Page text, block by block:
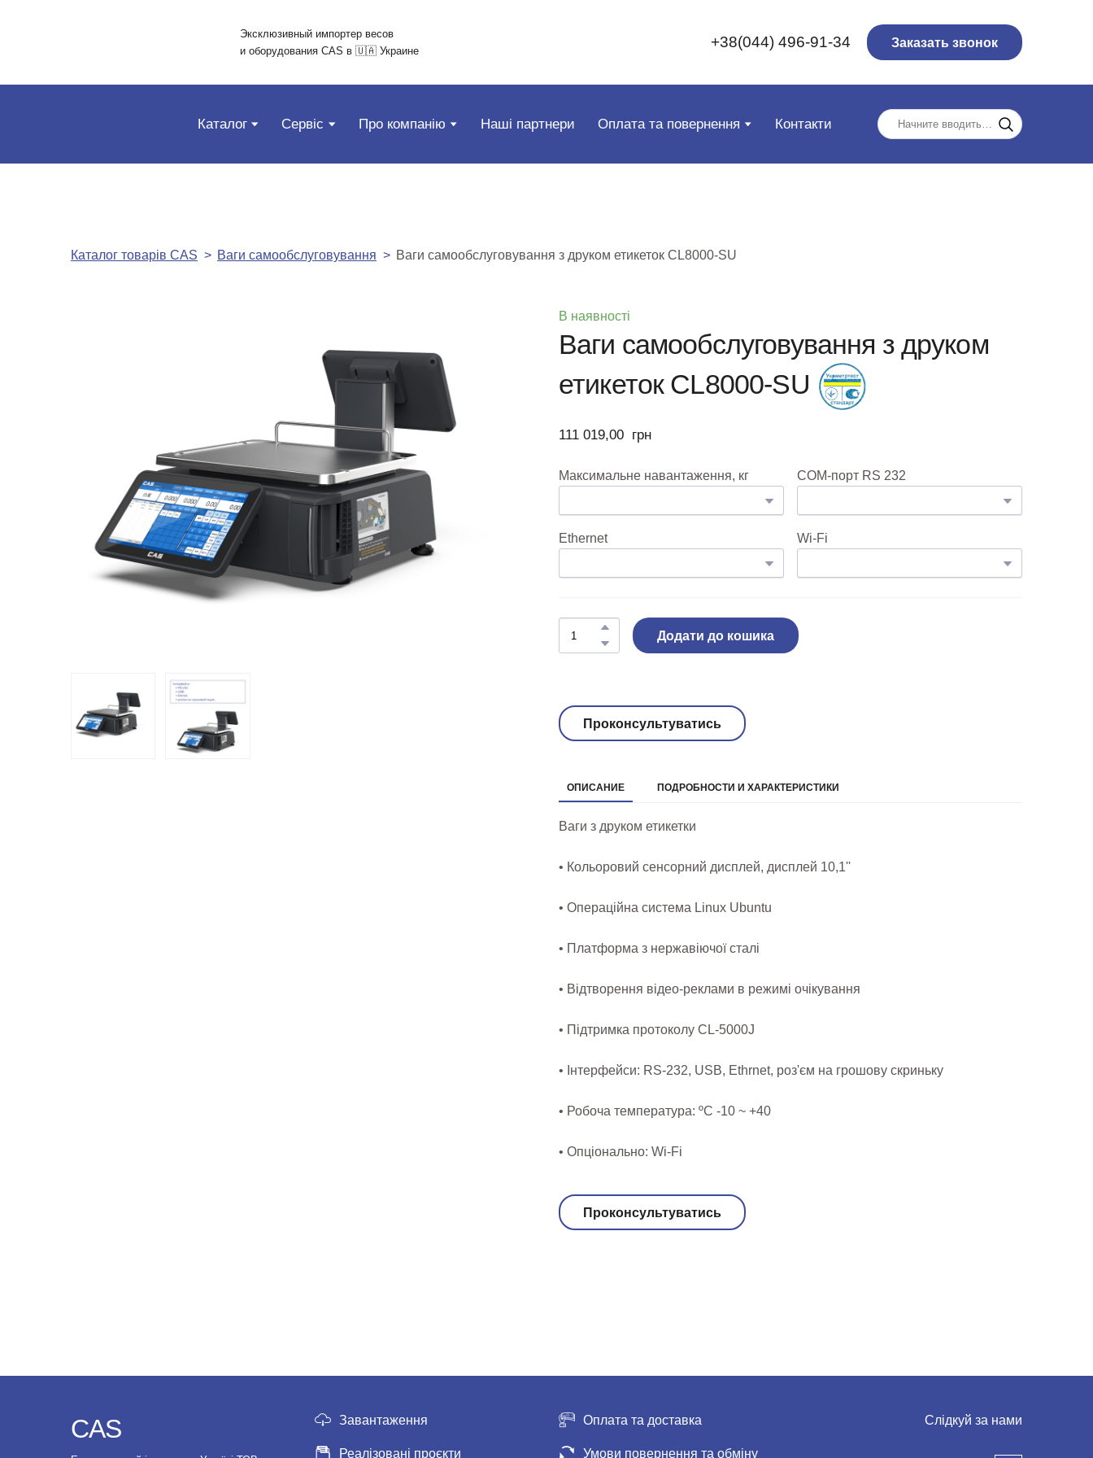
Эксклюзивный импортер весов
и оборудования CAS в 🇺🇦 Украине
+38(044) 496-91-34 Заказать звонок
Каталог Сервіс Про компанію Наші партнери Оплата та повернення Контакти
Каталог товарів CAS Ваги самообслуговування Ваги самообслуговування з друком етикеток CL8000-SU
В наявності
Ваги самообслуговування з друком
етикеток CL8000-SU
111 019,00  грн
Максимальне навантаження, кг COM-порт RS 232
Ethernet Wi-Fi
Додати до кошика
Проконсультуватись
ОПИСАНИЕ ПОДРОБНОСТИ И ХАРАКТЕРИСТИКИ
Ваги з друком етикетки
• Кольоровий сенсорний дисплей, дисплей 10,1''
• Операційна система Linux Ubuntu
• Платформа з нержавіючої сталі
• Відтворення відео-реклами в режимі очікування
• Підтримка протоколу CL-5000J
• Інтерфейси: RS-232, USB, Ethrnet, роз'єм на грошову скриньку
• Робоча температура: ºС -10 ~ +40
• Опціонально: Wi-Fi
Проконсультуватись
CAS Завантаження
Реалізовані проєкти
Оплата та доставка
Умови повернення та обміну
Слідкуй за нами